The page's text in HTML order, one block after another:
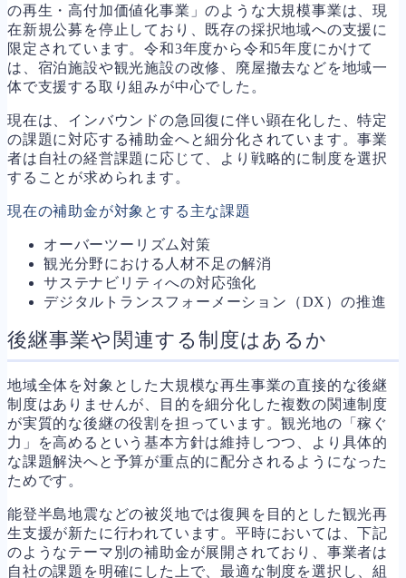
の再生・高付加価値化事業」のような大規模事業は、現
在新規公募を停止しており、既存の採択地域への支援に
限定されています。令和3年度から令和5年度にかけて
は、宿泊施設や観光施設の改修、廃屋撤去などを地域一
体で支援する取り組みが中心でした。
現在は、インバウンドの急回復に伴い顕在化した、特定
の課題に対応する補助金へと細分化されています。事業
者は自社の経営課題に応じて、より戦略的に制度を選択
することが求められます。
現在の補助金が対象とする主な課題
オーバーツーリズム対策
観光分野における人材不足の解消
サステナビリティへの対応強化
デジタルトランスフォーメーション（DX）の推進
後継事業や関連する制度はあるか
地域全体を対象とした大規模な再生事業の直接的な後継
制度はありませんが、目的を細分化した複数の関連制度
が実質的な後継の役割を担っています。観光地の「稼ぐ
力」を高めるという基本方針は維持しつつ、より具体的
な課題解決へと予算が重点的に配分されるようになった
ためです。
能登半島地震などの被災地では復興を目的とした観光再
生支援が新たに行われています。平時においては、下記
のようなテーマ別の補助金が展開されており、事業者は
自社の課題を明確にした上で、最適な制度を選択し、組